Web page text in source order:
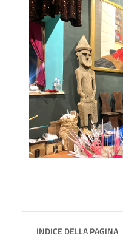
INDICE DELLA PAGINA